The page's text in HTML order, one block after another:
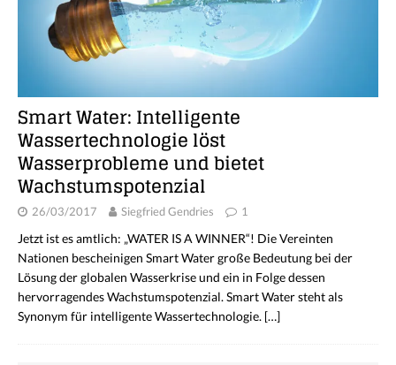
Smart Water: Intelligente
Wassertechnologie löst
Wasserprobleme und bietet
Wachstumspotenzial
26/03/2017 Siegfried Gendries 1
Jetzt ist es amtlich: „WATER IS A WINNER“! Die Vereinten
Nationen bescheinigen Smart Water große Bedeutung bei der
Lösung der globalen Wasserkrise und ein in Folge dessen
hervorragendes Wachstumspotenzial. Smart Water steht als
Synonym für intelligente Wassertechnologie. […]